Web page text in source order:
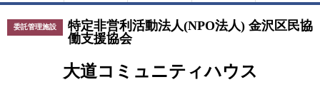
特定非営利活動法人(NPO法人) 金沢区民協
働支援協会
委託管理施設
大道コミュニティハウス